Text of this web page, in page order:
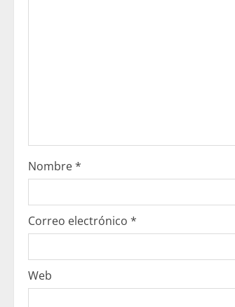
o
Nombre*
Correo electrónico *
Web